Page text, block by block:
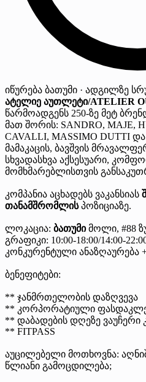
იწურება ბათუმი · ადგილზე
ატელიე აუთლეტი/ATELIER
წარმოადგენს 250-ზე მეტ
მათ შორის: SANDRO, MAJE,
CAVALLI, MASSIMO DUTTI
მამაკაცის, ბავშვის
სხვადასხვა აქსესუარი,
მომხმარებლისთვის
კომპანია აცხადებს ვაკანსიას
თანამშრომლისპოზიციაზე.
ლოკაცია: ბათუმიმოლი, #88
გრაფიკი: 10:00-18:00/14:00-
კონკურენტული ანაზღაურება
ბენეფიტები:
** ჯანმრთელობის დაზღვევა
** კორპორატიული
** დაბადების დღეზე ვაუჩერი
** FITPASS
აუცილებელი მოთხოვნა:
წლიანი გამოცდილება;